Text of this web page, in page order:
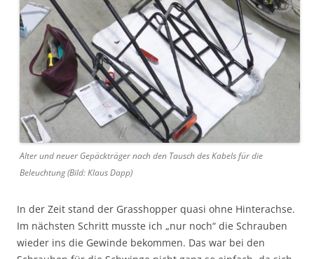
Alter und neuer Gepäckträger nach den Tausch des Kabels für die
Beleuchtung (Bild: Klaus Dapp)
In der Zeit stand der Grasshopper quasi ohne Hinterachse.
Im nächsten Schritt musste ich „nur noch“ die Schrauben
wieder ins die Gewinde bekommen. Das war bei den